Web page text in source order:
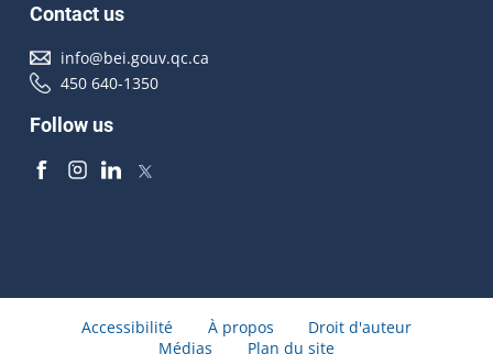
Contact us
info@bei.gouv.qc.ca
450 640-1350
Follow us
Accessibilité À propos
Droit d'auteur
Médias
Plan du site